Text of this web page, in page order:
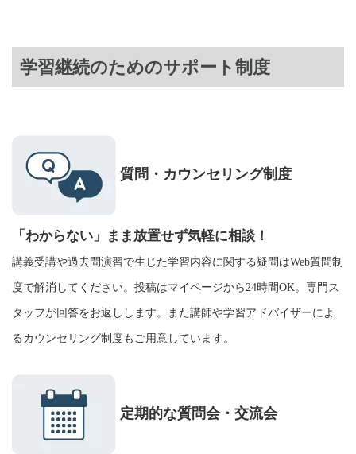
学習継続のためのサポート制度
質問・カウンセリング制度
「わからない」まま放置せず気軽に相談！
講義受講や過去問演習で生じた学習内容に関する疑問はWeb質問制
度で解消してください。投稿はマイページから24時間OK。専門ス
タッフが回答をお返しします。また講師や学習アドバイザーによ
るカウンセリング制度もご用意しています。
定期的な質問会・交流会